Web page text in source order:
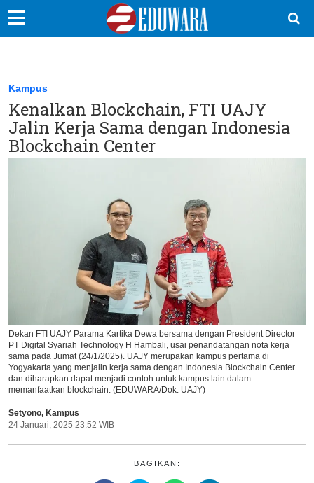
Sekolah Kita
Vokasi
Kampus
Idea
Ikuti Kami di:
Kampus
Kenalkan Blockchain, FTI UAJY
Jalin Kerja Sama dengan Indonesia
Blockchain Center
Dekan FTI UAJY Parama Kartika Dewa bersama dengan President Director
PT Digital Syariah Technology H Hambali, usai penandatangan nota kerja
sama pada Jumat (24/1/2025). UAJY merupakan kampus pertama di
Yogyakarta yang menjalin kerja sama dengan Indonesia Blockchain Center
dan diharapkan dapat menjadi contoh untuk kampus lain dalam
memanfaatkan blockchain. (EDUWARA/Dok. UAJY)
Setyono, Kampus
24 Januari, 2025 23:52 WIB
BAGIKAN: